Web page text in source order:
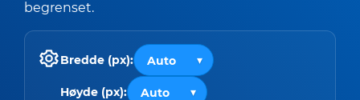
begrenset.
Bredde (px):
Høyde (px):